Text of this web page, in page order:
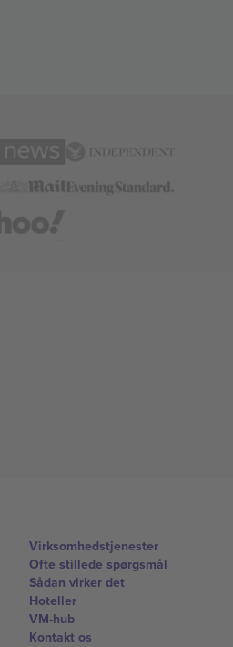
Virksomhedstjenester
Ofte stillede spørgsmål
Sådan virker det
Hoteller
VM-hub
Kontakt os